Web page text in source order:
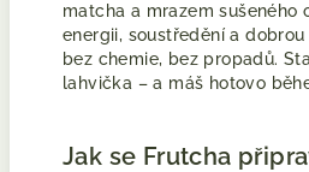
matcha a mrazem sušeného
energii, soustředění a
bez chemie, bez propadů.
lahvička – a máš hotovo
Jak se Frutcha